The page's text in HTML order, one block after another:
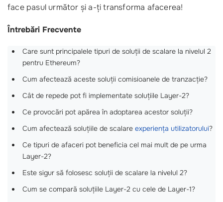
face pasul următor și a-ți transforma afacerea!
Întrebări Frecvente
Care sunt principalele tipuri de soluții de scalare la nivelul 2
pentru Ethereum?
Cum afectează aceste soluții comisioanele de tranzacție?
Cât de repede pot fi implementate soluțiile Layer-2?
Ce provocări pot apărea în adoptarea acestor soluții?
Cum afectează soluțiile de scalare experiența utilizatorului?
Ce tipuri de afaceri pot beneficia cel mai mult de pe urma
Layer-2?
Este sigur să folosesc soluții de scalare la nivelul 2?
Cum se compară soluțiile Layer-2 cu cele de Layer-1?